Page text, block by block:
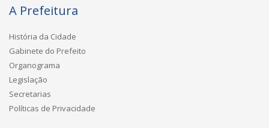
A Prefeitura
História da Cidade
Gabinete do Prefeito
Organograma
Legislação
Secretarias
Políticas de Privacidade